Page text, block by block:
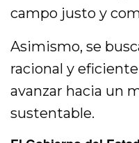
campo justo y
Asimismo, se
racional y
avanzar hacia un
sustentable.